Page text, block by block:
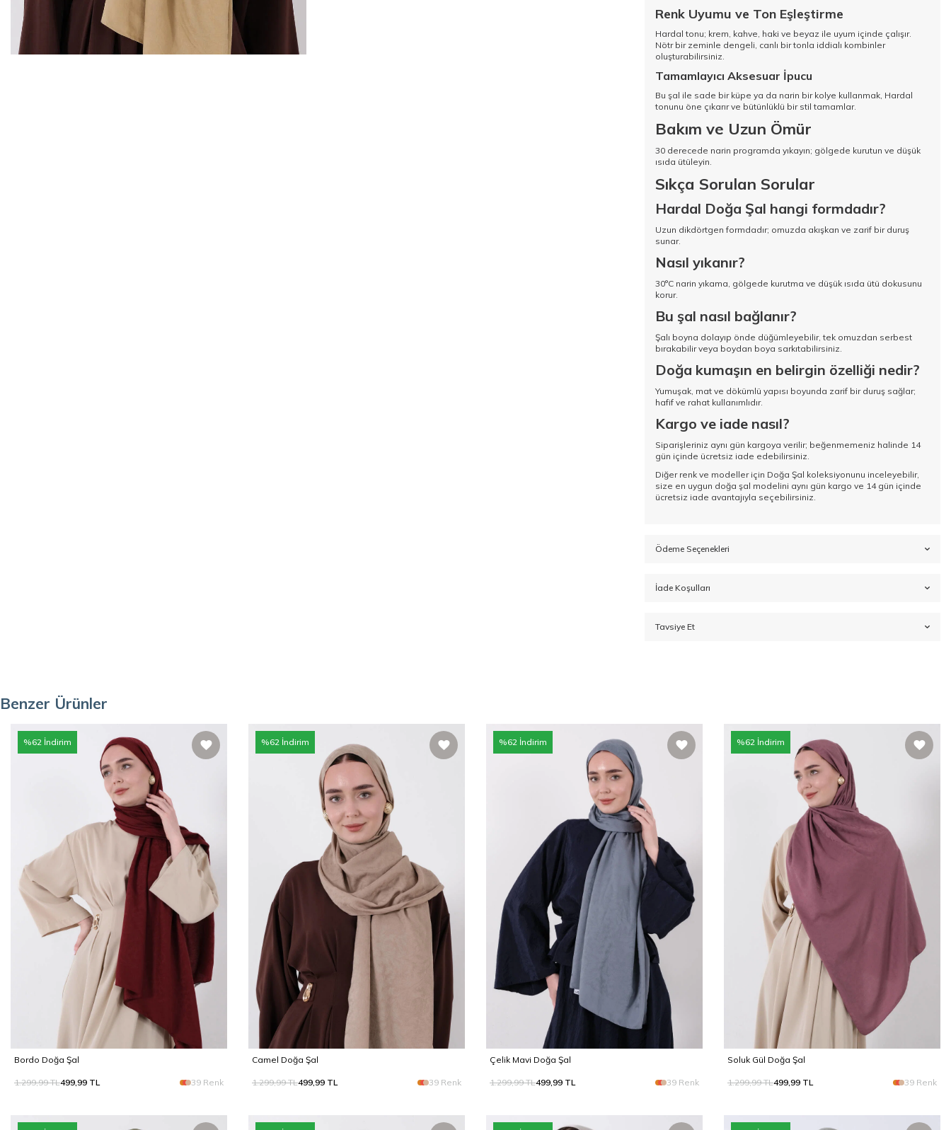
Renk Uyumu ve Ton Eşleştirme
Hardal tonu; krem, kahve, haki ve beyaz ile uyum içinde çalışır.
Nötr bir zeminle dengeli, canlı bir tonla iddialı kombinler
oluşturabilirsiniz.
Tamamlayıcı Aksesuar İpucu
Bu şal ile sade bir küpe ya da narin bir kolye kullanmak, Hardal
tonunu öne çıkarır ve bütünlüklü bir stil tamamlar.
Bakım ve Uzun Ömür
30 derecede narin programda yıkayın; gölgede kurutun ve düşük
ısıda ütüleyin.
Sıkça Sorulan Sorular
Hardal Doğa Şal hangi formdadır?
Uzun dikdörtgen formdadır; omuzda akışkan ve zarif bir duruş
sunar.
Nasıl yıkanır?
30°C narin yıkama, gölgede kurutma ve düşük ısıda ütü dokusunu
korur.
Bu şal nasıl bağlanır?
Şalı boyna dolayıp önde düğümleyebilir, tek omuzdan serbest
bırakabilir veya boydan boya sarkıtabilirsiniz.
Doğa kumaşın en belirgin özelliği nedir?
Yumuşak, mat ve dökümlü yapısı boyunda zarif bir duruş sağlar;
hafif ve rahat kullanımlıdır.
Kargo ve iade nasıl?
Siparişleriniz aynı gün kargoya verilir; beğenmemeniz halinde 14
gün içinde ücretsiz iade edebilirsiniz.
Diğer renk ve modeller için Doğa Şal koleksiyonunu inceleyebilir,
size en uygun doğa şal modelini aynı gün kargo ve 14 gün içinde
ücretsiz iade avantajıyla seçebilirsiniz.
Ödeme Seçenekleri
İade Koşulları
Tavsiye Et
Benzer Ürünler
%62 İndirim
Bordo Doğa Şal
1.299,99TL499,99 TL 39 Renk
%62 İndirim
Camel Doğa Şal
1.299,99TL499,99 TL 39 Renk
%62 İndirim
Çelik Mavi Doğa Şal
1.299,99TL499,99 TL 39 Renk
%62 İndirim
Soluk Gül Doğa Şal
1.299,99TL499,99 TL 39 Renk